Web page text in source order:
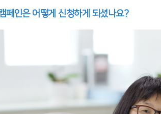
페인은 어떻게 신청하게 되셨나요?